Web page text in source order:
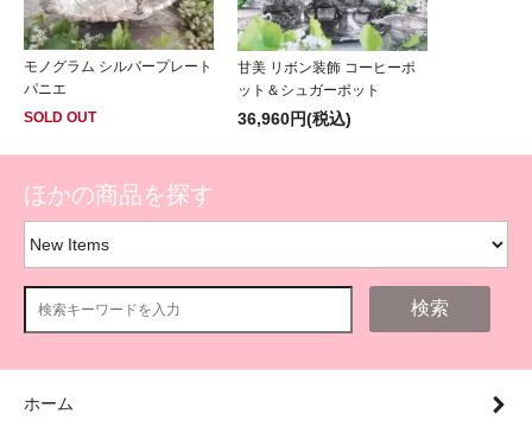
モノグラム シルバープレート
パニエ
SOLD OUT
甘美 リボン装飾 コーヒーポ
ット＆シュガーポット
36,960円(税込)
ほかの商品を探す
検索
ホーム